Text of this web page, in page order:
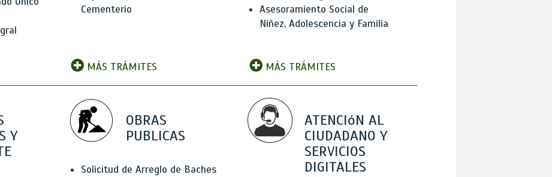
Cementerio
MÁS TRÁMITES
Asesoramiento Social de
Niñez, Adolescencia y Familia
MÁS TRÁMITES
Y
OBRAS
PUBLICAS
Solicitud de Arreglo de Baches
ATENCIóN AL
CIUDADANO Y
SERVICIOS
DIGITALES